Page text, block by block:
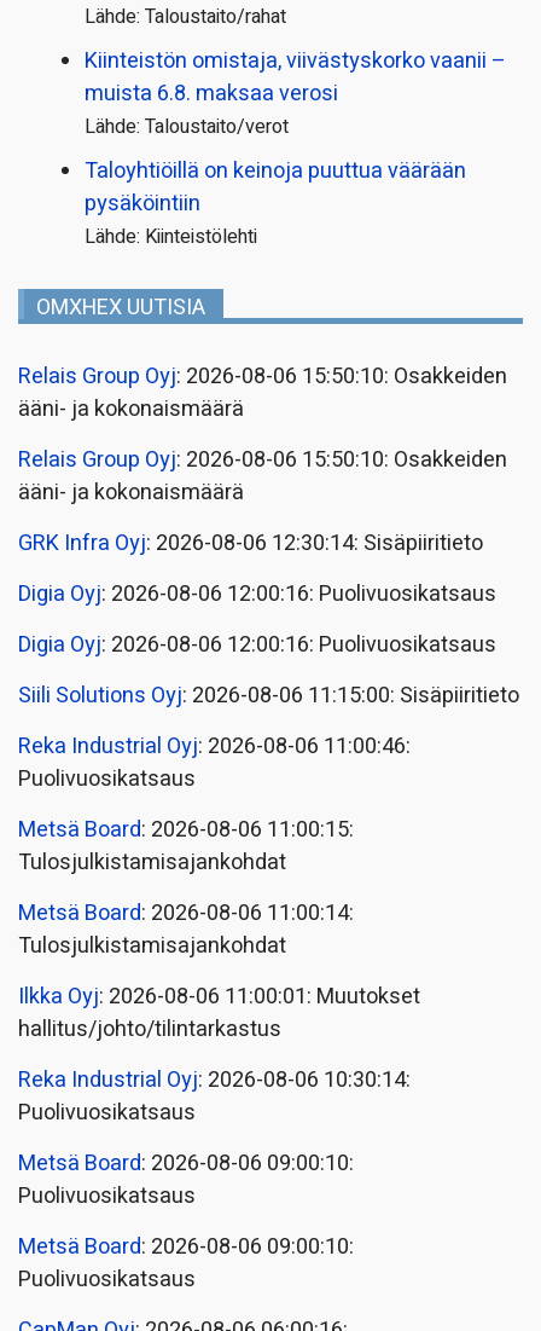
Lähde: Taloustaito/rahat
Kiinteistön omistaja, viivästyskorko vaanii –
muista 6.8. maksaa verosi
Lähde: Taloustaito/verot
Taloyhtiöillä on keinoja puuttua väärään
pysäköintiin
Lähde: Kiinteistölehti
OMXHEX UUTISIA
Relais Group Oyj: 2026-08-06 15:50:10: Osakkeiden
ääni- ja kokonaismäärä
Relais Group Oyj: 2026-08-06 15:50:10: Osakkeiden
ääni- ja kokonaismäärä
GRK Infra Oyj: 2026-08-06 12:30:14: Sisäpiiritieto
Digia Oyj: 2026-08-06 12:00:16: Puolivuosikatsaus
Digia Oyj: 2026-08-06 12:00:16: Puolivuosikatsaus
Siili Solutions Oyj: 2026-08-06 11:15:00: Sisäpiiritieto
Reka Industrial Oyj: 2026-08-06 11:00:46:
Puolivuosikatsaus
Metsä Board: 2026-08-06 11:00:15:
Tulosjulkistamisajankohdat
Metsä Board: 2026-08-06 11:00:14:
Tulosjulkistamisajankohdat
Ilkka Oyj: 2026-08-06 11:00:01: Muutokset
hallitus/johto/tilintarkastus
Reka Industrial Oyj: 2026-08-06 10:30:14:
Puolivuosikatsaus
Metsä Board: 2026-08-06 09:00:10:
Puolivuosikatsaus
Metsä Board: 2026-08-06 09:00:10:
Puolivuosikatsaus